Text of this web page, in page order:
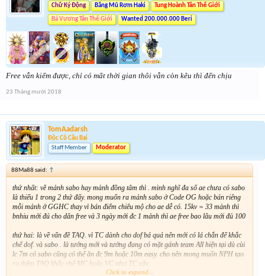
Chữ Ký Động
Băng Mũ Rơm Haki Tung Hoành Tân Thế Giới
Bá Vương Tân Thế Giới Wanted 200.000.000 Beri
Free vẫn kiếm được, chỉ có mất thời gian thôi vẫn còn kêu thì đến chịu
23 Tháng mười 2018
TomAadarsh
Độc Cô Cầu Bại
Staff Member
Moderator
88Ma88 said: ↑
thứ nhất: về mảnh sabo hay mảnh đồng tâm thì . mình nghĩ đa số ae chưa có sabo
là thiếu 1 trong 2 thứ đấy. mong muốn ra mảnh sabo ở Code OG hoặc bán riêng
mỗi mảnh ở GGHC thay vì bán điểm chiêu mộ cho ae dễ có. 15kv = 33 mảnh thì
bnhiu mới đủ cho dân free và 3 ngày mới đc 1 mảnh thì ae free bao lâu mới đủ 100
thứ hai: là về vấn đề TAQ. vì TC dành cho dof bá quá nên mới có lá chắn để khắc
chế dof. và sabo . là tướng mới và tướng đang có mặt gánh team All hiện tại dù cùi
lc 7m có sabo cũng có thế ăn đc 9m hoặc 10m easy. cho nên mong muốn NPH tạo
ra thêm TAQ khắc chế MC hoặc VC như TC vậy.
Click to expand...